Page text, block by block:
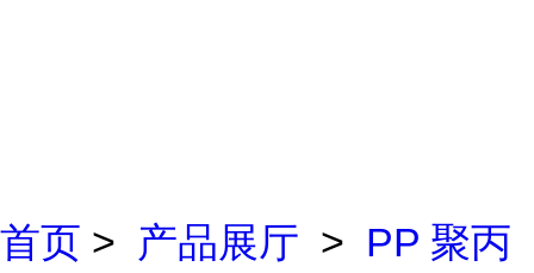
首页 > 产品展厅 > PP 聚丙